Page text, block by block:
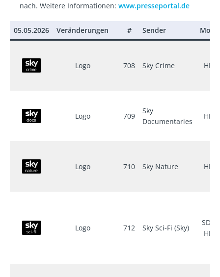
nach. Weitere Informationen: www.presseportal.de
05.05.2026 Veränderungen # Sender Modi
Logo 708 Sky Crime HD
Logo 709
Sky
Documentaries
HD
Logo 710 Sky Nature HD
Logo 712 Sky Sci-Fi (Sky)
SD ▪
HD